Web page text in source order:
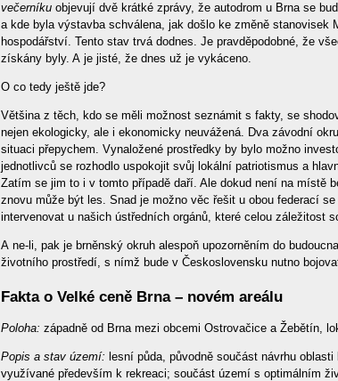
večerníku objevují dvě krátké zprávy, že autodrom u Brna se
a kde byla výstavba schválena, jak došlo ke změně stanovisek
hospodářství. Tento stav trvá dodnes. Je pravděpodobné, že
získány byly. A je jisté, že dnes už je vykáceno.
O co tedy ještě jde?
Většina z těch, kdo se měli možnost seznámit s fakty, se
nejen ekologicky, ale i ekonomicky neuvážená. Dva závodní
situaci přepychem. Vynaložené prostředky by bylo možno
jednotlivců se rozhodlo uspokojit svůj lokální patriotismus a
Zatím se jim to i v tomto případě daří. Ale dokud není na místě
znovu může být les. Snad je možno věc řešit u obou federací
intervenovat u našich ústředních orgánů, které celou záležitost
A ne-li, pak je brněnský okruh alespoň upozorněním do
životního prostředí, s nímž bude v Československu nutno
Fakta o Velké ceně Brna – novém areálu
Poloha: západně od Brna mezi obcemi Ostrovačice a Žebětín,
Popis a stav území: lesní půda, původně součást návrhu
využívané především k rekreaci; součást území s optimálním